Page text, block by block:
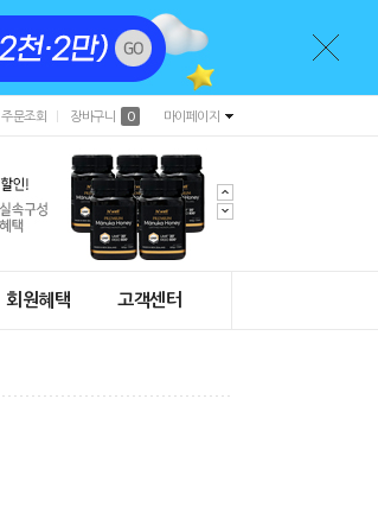
주문조회 장바구니 0 마이페이지
회원혜택 고객센터